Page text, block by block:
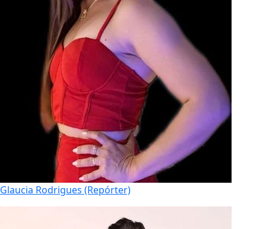
Glaucia Rodrigues (Repórter)